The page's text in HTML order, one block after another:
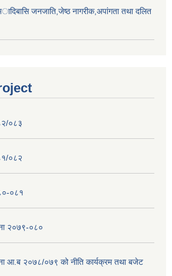
जनजाति,जेष्ठ नागरीक,अपांगता तथा दलित
०८३
०८२
०८१
२०७९-०८०
आ.ब २०७८/०७९ को नीति कार्यक्रम तथा बजेट